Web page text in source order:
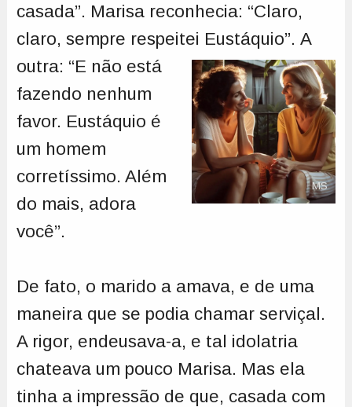
casada”. Marisa reconhecia: “Claro,
claro, sempre respeitei Eustáquio”.
MS
A
outra: “E não está
fazendo nenhum
favor. Eustáquio é
um homem
corretíssimo. Além
do mais, adora
você”.
De fato, o marido a amava, e de uma
maneira que se podia chamar serviçal.
A rigor, endeusava-a, e tal idolatria
chateava um pouco Marisa. Mas ela
tinha a impressão de que, casada com